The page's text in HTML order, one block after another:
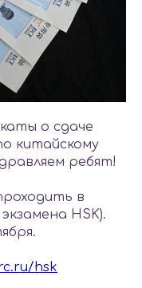
о сдаче
китайскому
ребят!
в
HSK).
hsk